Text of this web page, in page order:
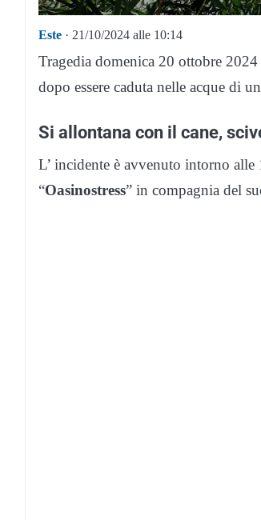
Este · 21/10/2024 alle 10:14
Tragedia domenica 20 ottobre
dopo essere caduta nelle acque di
Si allontana con il cane,
L’ incidente è avvenuto intorno
“Oasinostress” in compagnia del